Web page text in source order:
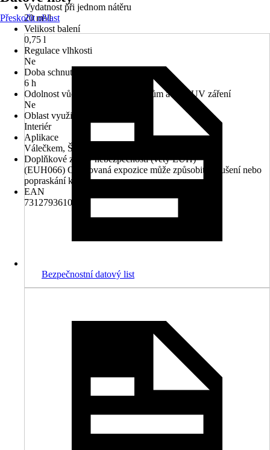
Vydatnost při jednom nátěru
20 m²/l
Velikost balení
0,75 l
Regulace vlhkosti
Ne
Doba schnutí cca
6 h
Odolnost vůči povětrnostním vlivům a vůči UV záření
Ne
Oblast využití
Interiér
Aplikace
Válečkem, Štětcem
Doplňkové znaky nebezpečnosti (věty EUH)
(EUH066) Opakovaná expozice může způsobit vysušení nebo
popraskání kůže.
EAN
7312793610117
Přeskočit oblast
Bezpečnostní datový list